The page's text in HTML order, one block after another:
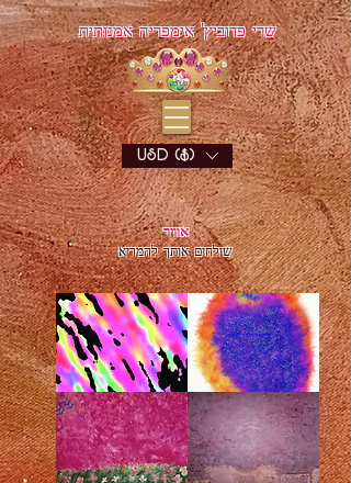
שרי פדוביץ' אימפריה אמנותית
USD ($)
אוויר
שולחים אותך להמריא
אוסף
ציפורי
אהבה
בום
בום